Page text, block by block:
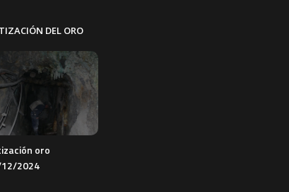
DEL ORO
oro
2024